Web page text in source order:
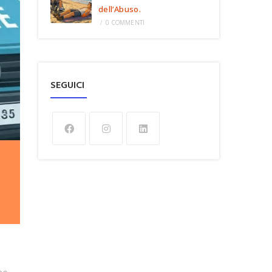
dell’Abuso.
/ 0 COMMENTI
SEGUICI